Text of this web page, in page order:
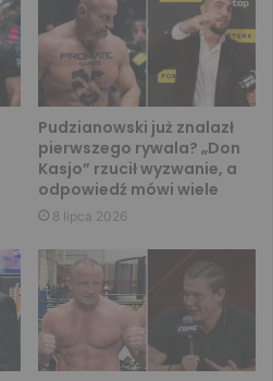
Pudzianowski już znalazł
pierwszego rywala? „Don
Kasjo” rzucił wyzwanie, a
odpowiedź mówi wiele
8 lipca 2026